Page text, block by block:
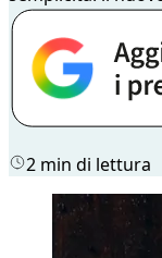
2 min di lettura